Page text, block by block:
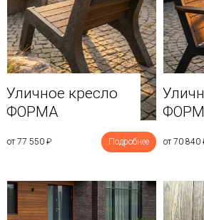
Уличное кресло
ФОРМА
от 77 550 ₽ Подробнее от 70 840